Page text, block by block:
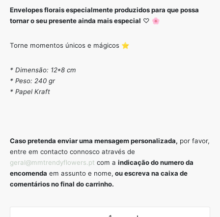
Envelopes florais especialmente produzidos para que possa
tornar o seu presente ainda mais especial ♡ 🌸
Torne momentos únicos e mágicos ⭐️
* Dimensão: 12*8 cm
* Peso: 240 gr
* Papel Kraft
Caso pretenda enviar uma mensagem personalizada, por favor,
entre em contacto connosco através de
geral@mmtrendyflowers.pt com a indicação do numero da
encomenda em assunto e nome, ou escreva na caixa de
comentários no final do carrinho.